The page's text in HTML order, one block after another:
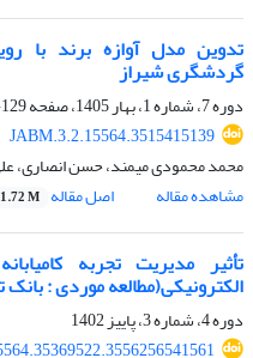
تدوین مدل آوازه برند با
گردشگری شیراز
دوره 7، شماره 1، بهار 1405، صفحه
129-152
JABM.3.2.15564.3515415139
محمد محمودی میمند، حسن انصاری،
مشاهده مقاله
اصل مقاله 1.72 M
الکترونیکی(مطالعه موردی :
دوره 4، شماره 3، پاییز 1402